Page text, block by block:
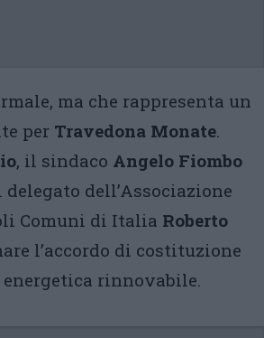
ma che rappresenta un
per Travedona Monate.
, il sindaco Angelo Fiombo
dell’Associazione
Comuni di Italia Roberto
l’accordo di costituzione
rinnovabile.